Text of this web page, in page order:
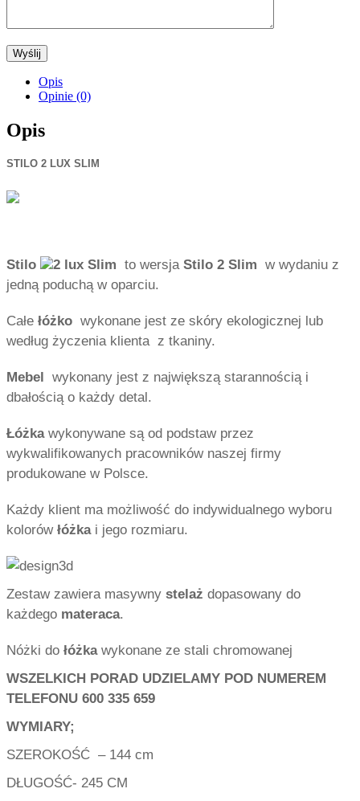
Opis
Opinie (0)
Opis
STILO 2 LUX SLIM
Stilo 2 lux Slim to wersja Stilo 2 Slim w wydaniu z
jedną poduchą w oparciu.
Całe łóżko wykonane jest ze skóry ekologicznej lub
według życzenia klienta z tkaniny.
Mebel wykonany jest z największą starannością i
dbałością o każdy detal.
Łóżkawykonywane są od podstaw przez
wykwalifikowanych pracowników naszej firmy
produkowane w Polsce.
Każdy klient ma możliwość do indywidualnego wyboru
kolorówłóżkai jego rozmiaru.
Zestaw zawiera masywny stelaż dopasowany do
każdego materaca.
Nóżki do łóżkawykonane ze stali chromowanej
WSZELKICH PORAD UDZIELAMY POD NUMEREM
TELEFONU 600 335 659
WYMIARY;
SZEROKOŚĆ – 144 cm
DŁUGOŚĆ- 245 CM